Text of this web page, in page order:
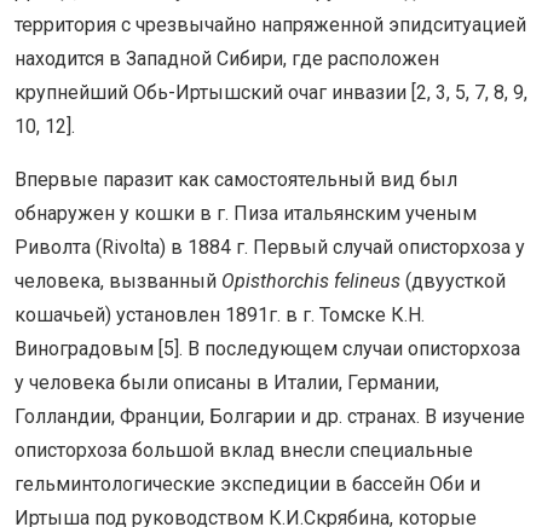
территория с чрезвычайно напряженной эпидситуацией
находится в Западной Сибири, где расположен
крупнейший Обь-Иртышский очаг инвазии [2, 3, 5, 7, 8, 9,
10, 12].
Впервые паразит как самостоятельный вид был
обнаружен у кошки в г. Пиза итальянским ученым
Риволта (Rivolta) в 1884 г. Первый случай описторхоза у
человека, вызванный Opisthorchis felineus (двуусткой
кошачьей) установлен 1891г. в г. Томске К.Н.
Виноградовым [5]. В последующем случаи описторхоза
у человека были описаны в Италии, Германии,
Голландии, Франции, Болгарии и др. странах. В изучение
описторхоза большой вклад внесли специальные
гельминтологические экспедиции в бассейн Оби и
Иртыша под руководством К.И.Скрябина, которые